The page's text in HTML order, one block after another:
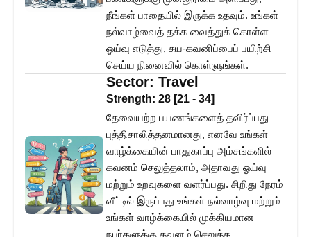
நீங்கள் பாதையில் இருக்க உதவும். உங்கள்
நல்வாழ்வைத் தக்க வைத்துக் கொள்ள
ஓய்வு எடுத்து, சுய-கவனிப்பைப் பயிற்சி
செய்ய நினைவில் கொள்ளுங்கள்.
Sector: Travel
Strength: 28 [21 - 34]
தேவையற்ற பயணங்களைத் தவிர்ப்பது
புத்திசாலித்தனமானது, எனவே உங்கள்
வாழ்க்கையின் பாதுகாப்பு அம்சங்களில்
கவனம் செலுத்தலாம், அதாவது ஓய்வு
மற்றும் உறவுகளை வளர்ப்பது. சிறிது நேரம்
வீட்டில் இருப்பது உங்கள் நல்வாழ்வு மற்றும்
உங்கள் வாழ்க்கையில் முக்கியமான
நபர்களுக்கு கவனம் செலுத்த